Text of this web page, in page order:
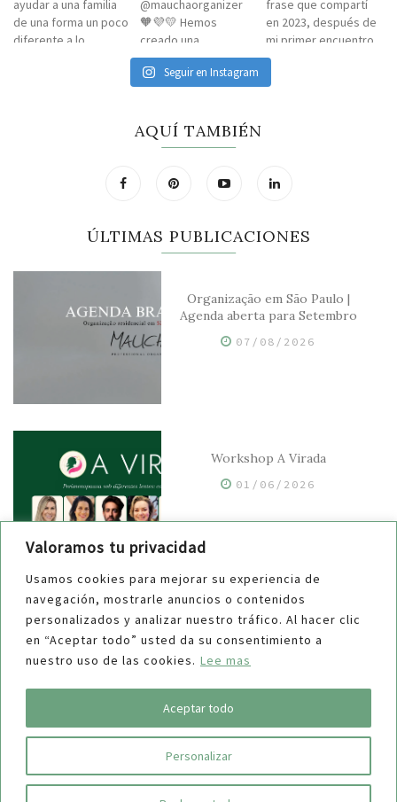
Valoramos tu privacidad
Usamos cookies para mejorar su experiencia de
navegación, mostrarle anuncios o contenidos
personalizados y analizar nuestro tráfico. Al hacer clic
en “Aceptar todo” usted da su consentimiento a
nuestro uso de las cookies. Lee mas
Personalizar
Aceptar todo
Seguir en Instagram
AQUÍ TAMBIÉN
ÚLTIMAS PUBLICACIONES
Organização em São Paulo |
Agenda aberta para Setembro
07/08/2026
Workshop A Virada
01/06/2026
Styling y Orden — Collab Gabi
Rovetto
25/05/2026
COPYRIGHT © 2019 Maucha| Aviso Legal| Política de Privacidad|